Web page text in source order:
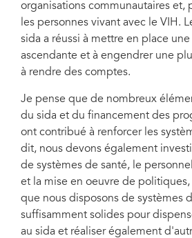
organisations communautaires et,
les personnes vivant avec le VIH.
sida a réussi à mettre en place
ascendante et à engendrer une
à rendre des comptes.
Je pense que de nombreux
du sida et du financement des
ont contribué à renforcer les
dit, nous devons également
de systèmes de santé, le
et la mise en oeuvre de politiques,
que nous disposons de systèmes
suffisamment solides pour
au sida et réaliser également